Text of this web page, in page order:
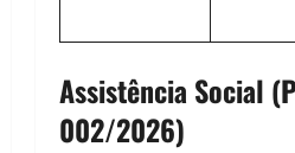
Assistência Social (
002/2026)